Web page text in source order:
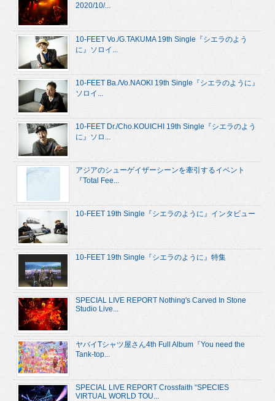
2020/10/...
10-FEET Vo./G.TAKUMA 19th Single『シエラのよう
に』ソロイ...
10-FEET Ba./Vo.NAOKI 19th Single『シエラのように』
ソロイ...
10-FEET Dr./Cho.KOUICHI 19th Single『シエラのよう
に』ソロ...
アジアのシューゲイザーシーンを牽引するイベント
『Total Fee...
10-FEET 19th Single『シエラのように』インタビュー
10-FEET 19th Single『シエラのように』特集
SPECIAL LIVE REPORT Nothing's Carved In Stone
Studio Live...
ヤバイTシャツ屋さん4th Full Album『You need the
Tank-top...
SPECIAL LIVE REPORT Crossfaith “SPECIES
VIRTUAL WORLD TOU...